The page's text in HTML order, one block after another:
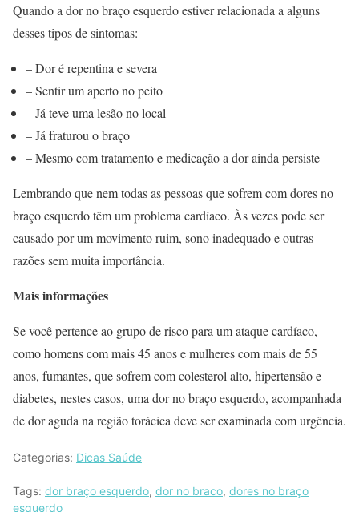
Quando a dor no braço esquerdo estiver relacionada a alguns
desses tipos de sintomas:
– Dor é repentina e severa
– Sentir um aperto no peito
– Já teve uma lesão no local
– Já fraturou o braço
– Mesmo com tratamento e medicação a dor ainda persiste
Lembrando que nem todas as pessoas que sofrem com dores no
braço esquerdo têm um problema cardíaco. Às vezes pode ser
causado por um movimento ruim, sono inadequado e outras
razões sem muita importância.
Mais informações
Se você pertence ao grupo de risco para um ataque cardíaco,
como homens com mais 45 anos e mulheres com mais de 55
anos, fumantes, que sofrem com colesterol alto, hipertensão e
diabetes, nestes casos, uma dor no braço esquerdo, acompanhada
de dor aguda na região torácica deve ser examinada com urgência.
Categorias: Dicas Saúde
Tags: dor braço esquerdo, dor no braco, dores no braço
esquerdo